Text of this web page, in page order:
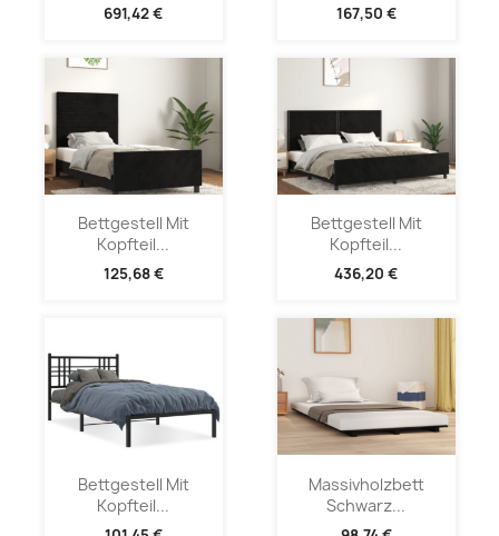
691,42 € 167,50 €
Bettgestell Mit
Kopfteil...
125,68 €
Bettgestell Mit
Kopfteil...
436,20 €
Bettgestell Mit
Kopfteil...
Massivholzbett
Schwarz...